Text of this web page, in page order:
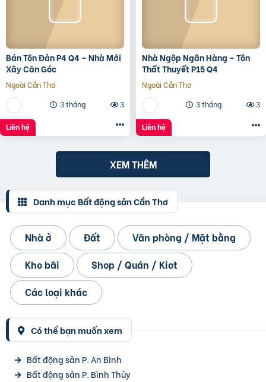
Bán Tôn Đản P4 Q4 – Nhà Mới
Xây Căn Góc
Ngoài Cần Thơ
3 tháng
3
Liên hệ
Nhà Ngộp Ngân Hàng – Tôn
Thất Thuyết P15 Q4
Ngoài Cần Thơ
3 tháng
3
Liên hệ
XEM THÊM
Danh mục Bất động sản Cần Thơ
Nhà ở Đất
Văn phòng / Mặt bằng
Kho bãi
Shop / Quán / Kiot
Các loại khác
Có thể bạn muốn xem
Bất động sản P. An Bình
Bất động sản P. Bình Thủy